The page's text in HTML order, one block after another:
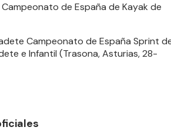
Campeonato de España de Kayak de
Campeonato de España Sprint
e Infantil (Trasona, Asturias, 28-